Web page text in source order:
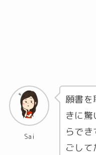
Sai
願書を
きに
らで
ごし